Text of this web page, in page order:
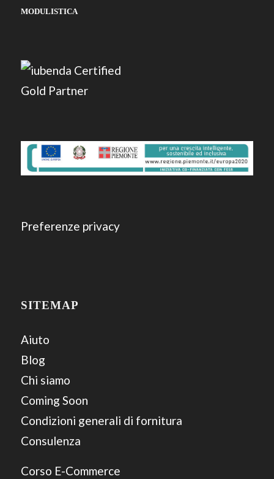
MODULISTICA
Preferenze privacy
SITEMAP
Aiuto
Blog
Chi siamo
Coming Soon
Condizioni generali di fornitura
Consulenza
Corso E-Commerce